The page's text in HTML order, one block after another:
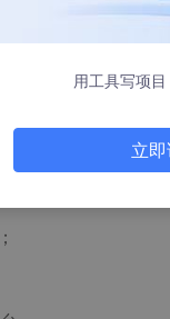
前填充阶段、带
务智能体强化学
系统因复杂的阶
这是一个专为在解
大核心设计原则：
用工具写项
立